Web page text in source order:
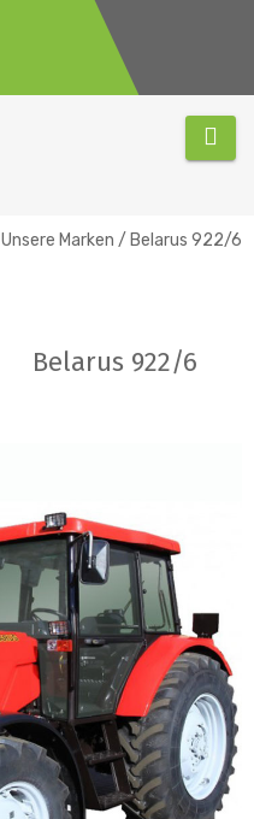
Unsere Marken / Belarus 922/6
Belarus 922/6